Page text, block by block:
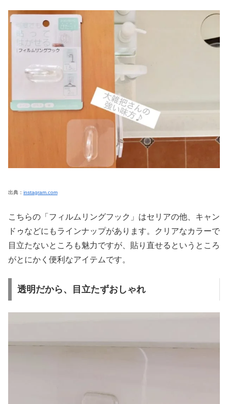
出典： instagram.com
こちらの「フィルムリングフック」はセリアの他、キャン
ドゥなどにもラインナップがあります。クリアなカラーで
目立たないところも魅力ですが、貼り直せるというところ
がとにかく便利なアイテムです。
透明だから、目立たずおしゃれ